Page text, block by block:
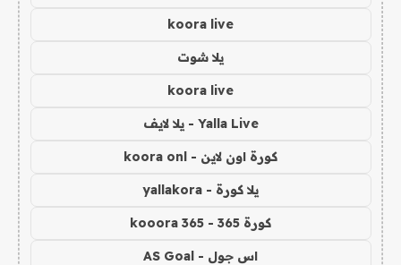
koora live
يلا شوت
koora live
Yalla Live - يلا لايف
كورة اون لاين - koora onl
يلا كورة - yallakora
كورة 365 - kooora 365
اس جول - AS Goal